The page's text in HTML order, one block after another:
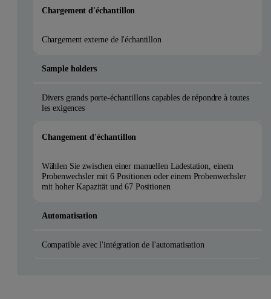
Chargement d'échantillon
Chargement externe de l'échantillon
Sample holders
Divers grands porte-échantillons capables de répondre à toutes
les exigences
Changement d'échantillon
Wählen Sie zwischen einer manuellen Ladestation, einem
Probenwechsler mit 6 Positionen oder einem Probenwechsler
mit hoher Kapazität und 67 Positionen
Automatisation
Compatible avec l'intégration de l'automatisation